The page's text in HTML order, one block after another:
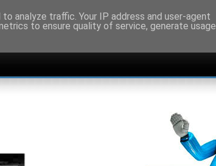
analyze traffic. Your IP address and user-agent
to ensure quality of service, generate usage